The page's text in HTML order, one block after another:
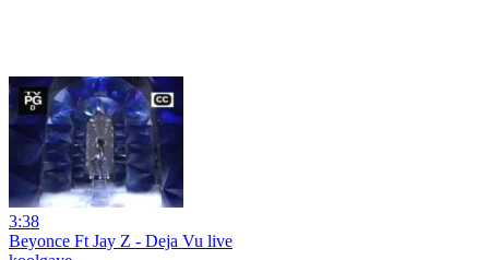
3:38
Beyonce Ft Jay Z - Deja Vu live